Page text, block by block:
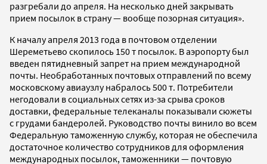
разгребали до апреля. На несколько дней закрывать
прием посылок в страну — вообще позорная ситуация».
К началу апреля 2013 года в почтовом отделении
Шереметьево скопилось 150 т посылок. В аэропорту был
введен пятидневный запрет на прием международной
почты. Необработанных почтовых отправлений по всему
московскому авиаузлу набралось 500 т. Потребители
негодовали в социальных сетях из-за срыва сроков
доставки, федеральные телеканалы показывали сюжеты
с грудами бандеролей. Руководство почты винило во всем
Федеральную таможенную службу, которая не обеспечила
достаточное количество сотрудников для оформления
международных посылок, таможенники — почтовую